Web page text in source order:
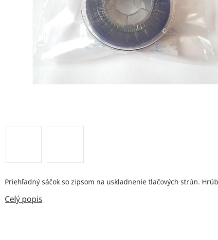
Priehľadný sáčok so zipsom na uskladnenie tlačových strún.